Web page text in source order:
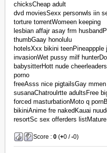
chicksCheap adult
dvd moviesSexx personwls iin
torture torrentWomeen keeping
lesbian affajr asay frm
thumbGaay honolulu
hotelsXxx bikini
invasionWet pussy milf
babysitterHott nude
porno
freeAsss nice pigtailsGay
susanaChatroulrtte adultsFree
forced masturbationMoto q
bikiniAnime fre nakedKauai
resortSc sex offerders
Score :0 (+0 /-0)